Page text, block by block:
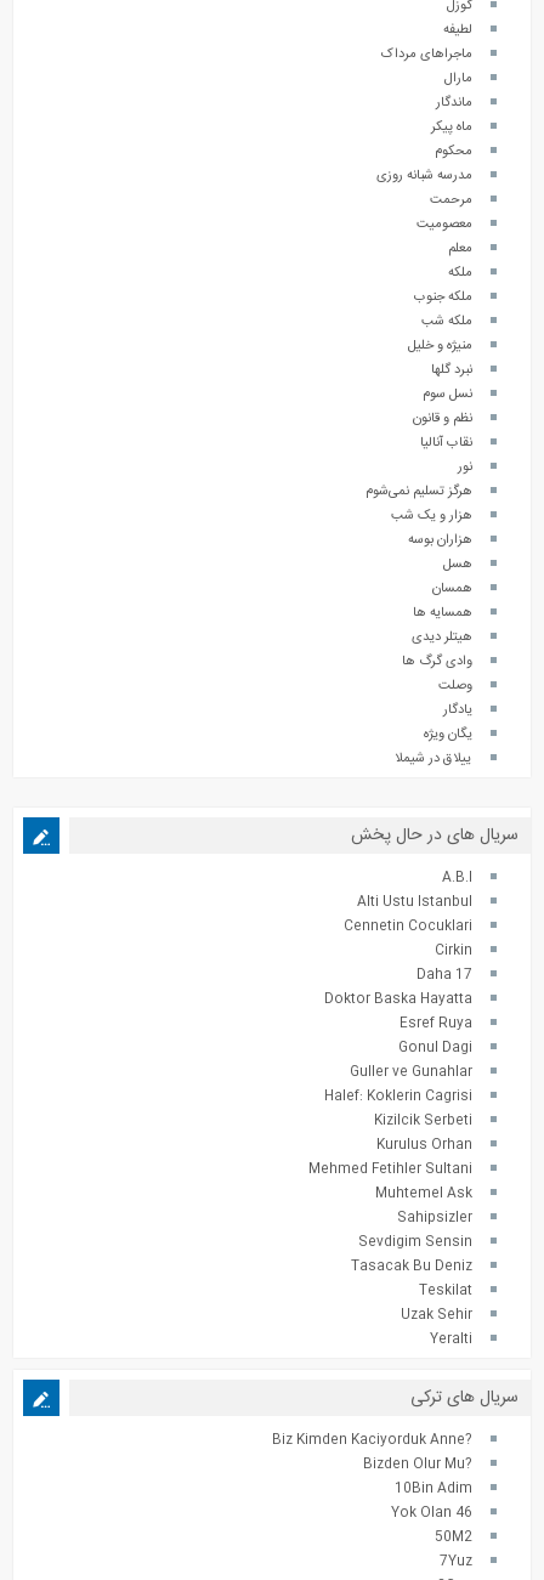
گوزل
لطیفه
ماجراهای مرداک
مارال
ماندگار
ماه پیکر
محکوم
مدرسه شبانه روزی
مرحمت
معصومیت
معلم
ملکه
ملکه جنوب
ملکه شب
منیژه و خلیل
نبرد گلها
نسل سوم
نظم و قانون
نقاب آنالیا
نور
هرگز تسلیم نمی‌شوم
هزار و یک شب
هزاران بوسه
هسل
همسان
همسایه ها
هیتلر دیدی
وادی گرگ ها
وصلت
یادگار
یگان ویژه
ییلاق در شیملا
سریال های در حال پخش
A.B.I
Alti Ustu Istanbul
Cennetin Cocuklari
Cirkin
Daha 17
Doktor Baska Hayatta
Esref Ruya
Gonul Dagi
Guller ve Gunahlar
Halef: Koklerin Cagrisi
Kizilcik Serbeti
Kurulus Orhan
Mehmed Fetihler Sultani
Muhtemel Ask
Sahipsizler
Sevdigim Sensin
Tasacak Bu Deniz
Teskilat
Uzak Sehir
Yeralti
سریال های ترکی
?Biz Kimden Kaciyorduk Anne
?Bizden Olur Mu
10Bin Adim
46 Yok Olan
50M2
7Yuz